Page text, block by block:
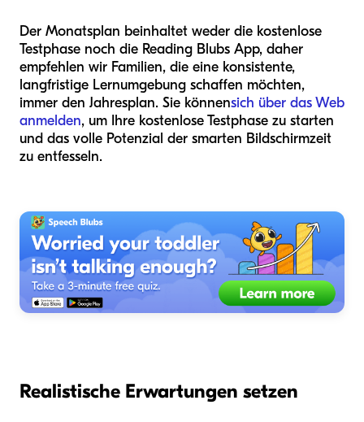
Der Monatsplan beinhaltet weder die kostenlose
Testphase noch die Reading Blubs App, daher
empfehlen wir Familien, die eine konsistente,
langfristige Lernumgebung schaffen möchten,
immer den Jahresplan. Sie könnensich über das Web
anmelden, um Ihre kostenlose Testphase zu starten
und das volle Potenzial der smarten Bildschirmzeit
zu entfesseln.
Realistische Erwartungen setzen